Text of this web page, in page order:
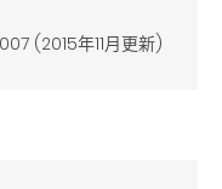
(2015年11月更新)